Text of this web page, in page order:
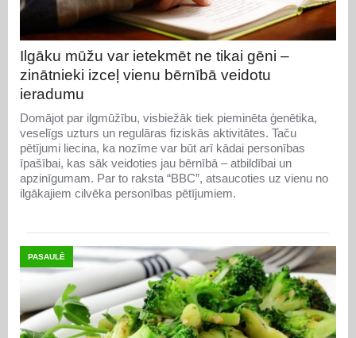
Ilgāku mūžu var ietekmēt ne tikai gēni –
zinātnieki izceļ vienu bērnībā veidotu
ieradumu
Domājot par ilgmūžību, visbiežāk tiek pieminēta ģenētika,
veselīgs uzturs un regulāras fiziskās aktivitātes. Taču
pētījumi liecina, ka nozīme var būt arī kādai personības
īpašībai, kas sāk veidoties jau bērnībā – atbildībai un
apzinīgumam. Par to raksta “BBC”, atsaucoties uz vienu no
ilgākajiem cilvēka personības pētījumiem.
PASAULĒ